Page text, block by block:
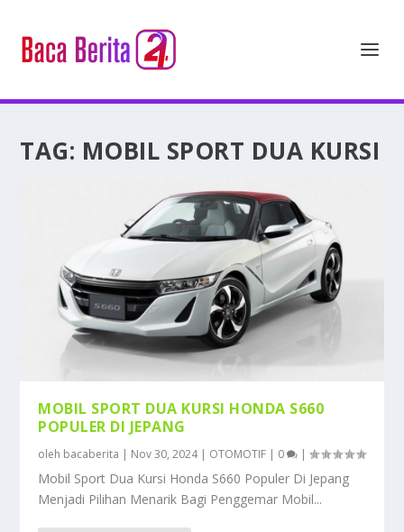
TAG: MOBIL SPORT DUA KURSI
MOBIL SPORT DUA KURSI HONDA S660
POPULER DI JEPANG
oleh bacaberita Nov 30, 2024| OTOMOTIF 0 |
Mobil Sport Dua Kursi Honda S660 Populer Di Jepang
Menjadi Pilihan Menarik Bagi Penggemar Mobil...